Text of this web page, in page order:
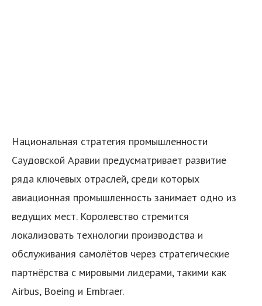
Национальная стратегия промышленности
Саудовской Аравии предусматривает развитие
ряда ключевых отраслей, среди которых
авиационная промышленность занимает одно из
ведущих мест. Королевство стремится
локализовать технологии производства и
обслуживания самолётов через стратегические
партнёрства с мировыми лидерами, такими как
Airbus, Boeing и Embraer.